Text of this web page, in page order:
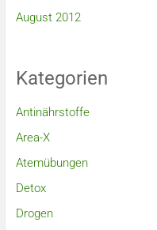
August 2012
Kategorien
Antinährstoffe
Area-X
Atemübungen
Detox
Drogen